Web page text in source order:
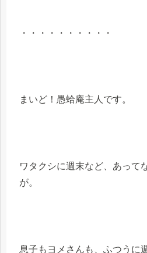
・・・・・・・・・・
まいど！愚蛤庵主人です。
ワタクシに週末など、あって
が。
息子もヨメさんも、ふつうに